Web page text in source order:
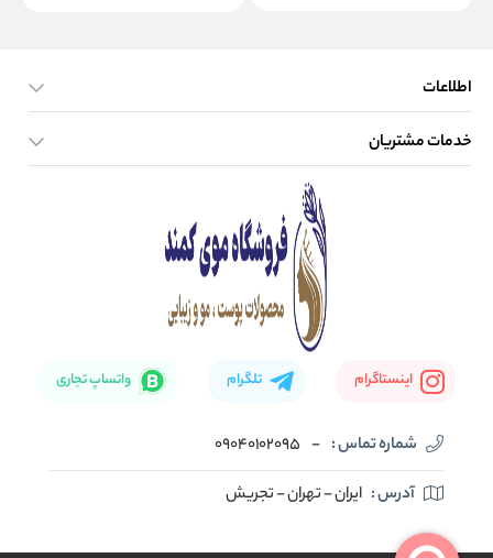
اطلاعات
صفحه اصلی
خدمات مشتریان
اینستاگرام تلگرام واتساپ تجاری
شماره تماس : -
09040102095
آدرس : ایران - تهران - تجریش